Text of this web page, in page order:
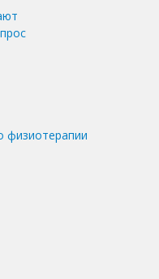
физиотерапии